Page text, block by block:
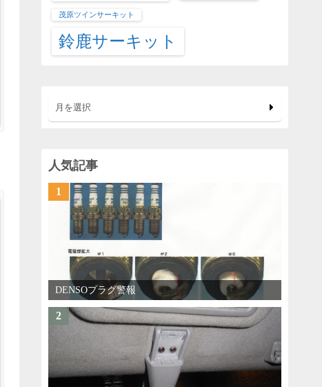
茂原ツインサーキット
鈴鹿サーキット
月を選択
人気記事
1
DENSOプラグ警報
2